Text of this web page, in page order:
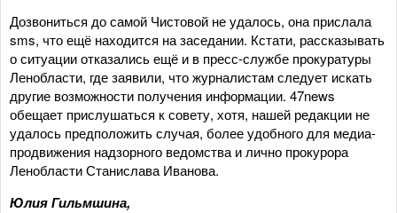
Дозвониться до самой Чистовой не удалось, она прислала
sms, что ещё находится на заседании. Кстати, рассказывать
о ситуации отказались ещё и в пресс-службе прокуратуры
Ленобласти, где заявили, что журналистам следует искать
другие возможности получения информации. 47news
обещает прислушаться к совету, хотя, нашей редакции не
удалось предположить случая, более удобного для медиа-
продвижения надзорного ведомства и лично прокурора
Ленобласти Станислава Иванова.
Юлия Гильмшина,